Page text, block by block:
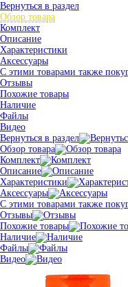
Вернуться в раздел
Обзор товара
Комплект
Описание
Характеристики
Аксессуары
С этими товарами также
Отзывы
Похожие товары
Наличие
Файлы
Видео
Вернуться в раздел
Обзор товара
Комплект
Описание
Характеристики
Аксессуары
С этими товарами также
Отзывы
Похожие товары
Наличие
Файлы
Видео